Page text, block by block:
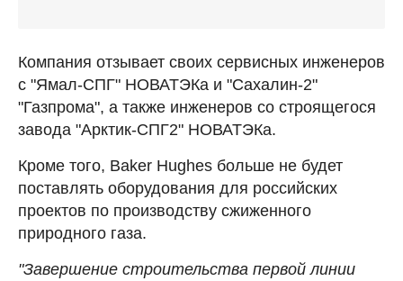
Компания отзывает своих сервисных инженеров
с "Ямал-СПГ" НОВАТЭКа и "Сахалин-2"
"Газпрома", а также инженеров со строящегося
завода "Арктик-СПГ2" НОВАТЭКа.
Кроме того, Baker Hughes больше не будет
поставлять оборудования для российских
проектов по производству сжиженного
природного газа.
"Завершение строительства первой линии